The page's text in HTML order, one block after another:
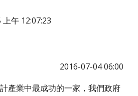
午 12:07:23
2016-07-04 06:00
產業中最成功的一家，我們政府